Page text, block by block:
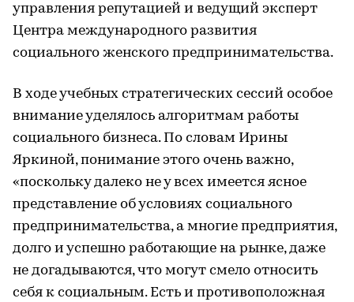
управления репутацией и ведущий эксперт
Центра международного развития
социального женского предпринимательства.
В ходе учебных стратегических сессий особое
внимание уделялось алгоритмам работы
социального бизнеса. По словам Ирины
Яркиной, понимание этого очень важно,
«поскольку далеко не у всех имеется ясное
представление об условиях социального
предпринимательства, а многие предприятия,
долго и успешно работающие на рынке, даже
не догадываются, что могут смело относить
себя к социальным. Есть и противоположная